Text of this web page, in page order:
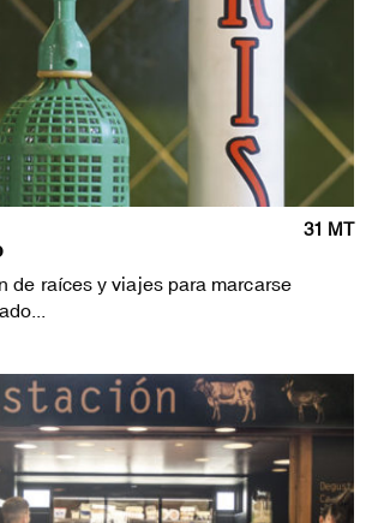
31 MT
de raíces y viajes para marcarse